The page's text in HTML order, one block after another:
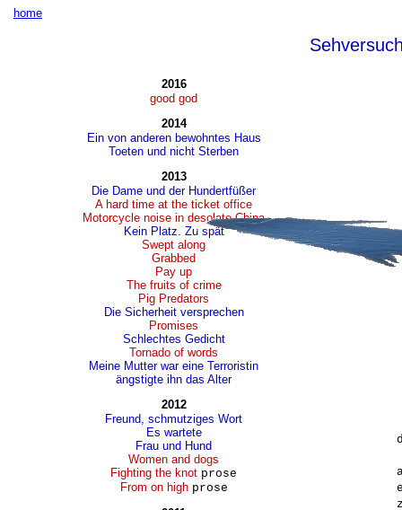
home
2016
good god
2014
Ein von anderen bewohntes Haus
Toeten und nicht Sterben
2013
Die Dame und der Hundertfüßer
A hard time at the ticket office
Motorcycle noise in desolate China
Kein Platz. Zu spät
Swept along
Grabbed
Pay up
The fruits of crime
Pig Predators
Die Sicherheit versprechen
Promises
Schlechtes Gedicht
Tornado of words
Meine Mutter war eine Terroristin
ängstigte ihn das Alter
2012
Freund, schmutziges Wort
Es wartete
Frau und Hund
Women and dogs
Fighting the knot prose
From on high prose